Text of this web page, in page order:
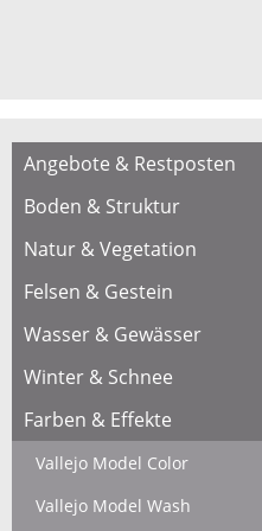
Angebote & Restposten
Boden & Struktur
Natur & Vegetation
Felsen & Gestein
Wasser & Gewässer
Winter & Schnee
Farben & Effekte
Vallejo Model Color
Vallejo Model Wash